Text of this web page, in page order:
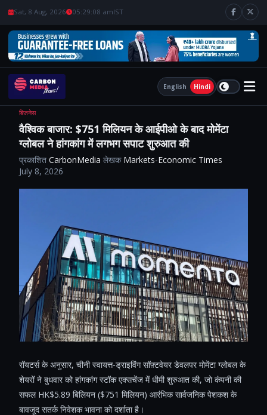
Sat, 8 Aug, 2026 05:29:09 amIST
English Hindi
बिजनेस
वैश्विक बाजार: $751 मिलियन के आईपीओ के बाद मोमेंटा
ग्लोबल ने हांगकांग में लगभग सपाट शुरुआत की
प्रकाशित CarbonMedia लेखक Markets-Economic Times
July 8, 2026
रॉयटर्स के अनुसार, चीनी स्वायत्त-ड्राइविंग सॉफ़्टवेयर डेवलपर मोमेंटा ग्लोबल के
शेयरों ने बुधवार को हांगकांग स्टॉक एक्सचेंज में धीमी शुरुआत की, जो कंपनी की
सफल HK$5.89 बिलियन ($751 मिलियन) आरंभिक सार्वजनिक पेशकश के
बावजूद सतर्क निवेशक भावना को दर्शाता है।